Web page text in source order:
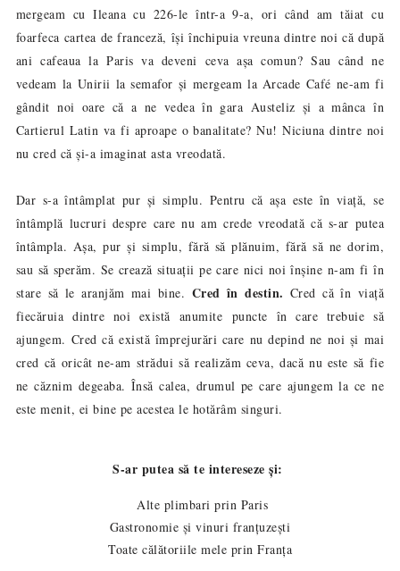
mergeam cu Ileana cu 226-le într-a 9-a, ori când am tăiat cu
foarfeca cartea de franceză, își închipuia vreuna dintre noi că după
ani cafeaua la Paris va deveni ceva așa comun? Sau când ne
vedeam la Unirii la semafor și mergeam la Arcade Café ne-am fi
gândit noi oare că a ne vedea în gara Austeliz și a mânca în
Cartierul Latin va fi aproape o banalitate? Nu! Niciuna dintre noi
nu cred că și-a imaginat asta vreodată.
Dar s-a întâmplat pur și simplu. Pentru că așa este în viață, se
întâmplă lucruri despre care nu am crede vreodată că s-ar putea
întâmpla. Așa, pur și simplu, fără să plănuim, fără să ne dorim,
sau să sperăm. Se crează situații pe care nici noi înșine n-am fi în
stare să le aranjăm mai bine. Cred în destin. Cred că în viață
fiecăruia dintre noi există anumite puncte în care trebuie să
ajungem. Cred că există împrejurări care nu depind ne noi și mai
cred că oricât ne-am strădui să realizăm ceva, dacă nu este să fie
ne căznim degeaba. Însă calea, drumul pe care ajungem la ce ne
este menit, ei bine pe acestea le hotărâm singuri.
S-ar putea să te intereseze și:
Alte plimbari prin Paris
Gastronomie și vinuri franțuzești
Toate călătoriile mele prin Franța